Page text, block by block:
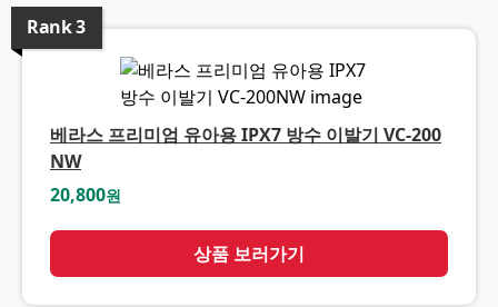
Rank3
베라스 프리미엄 유아용 IPX7 방수 이발기 VC-200
NW
20,800원
상품 보러가기